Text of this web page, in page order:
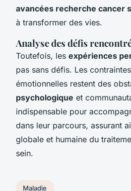
avancées recherche cancer
à transformer des vies.
Analyse des défis
Toutefois, les expériences
pas sans défis. Les
émotionnelles restent des
psychologique et
indispensable pour
dans leur parcours, assurant
globale et humaine du
sein.
Maladie